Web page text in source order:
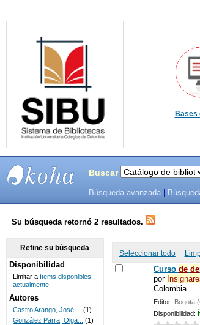
Bases
SISTEMAS
DE
BIBLIOTECAS
UNICOC
Buscar
Búsqueda avanzada
Su búsqueda retornó 2 resultados.
Seleccionar todo
Curso de de
por
Colombia
Editor: Bogotá
Disponibilidad:
Refine su búsqueda
Disponibilidad
Limitar a ítems disponibles
actualmente.
Autores
Castro Arango, José ...
(1)
González Parra, Olga... (1)